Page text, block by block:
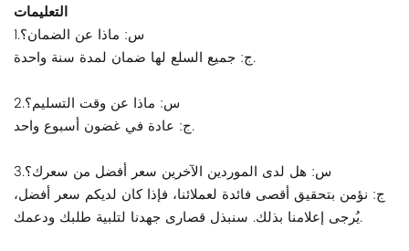
التعليمات
1.س: ماذا عن الضمان؟
ج: جميع السلع لها ضمان لمدة سنة واحدة.
2.س: ماذا عن وقت التسليم؟
ج: عادة في غضون أسبوع واحد.
3.س: هل لدى الموردين الآخرين سعر أفضل من سعرك؟
ج: نؤمن بتحقيق أقصى فائدة لعملائنا، فإذا كان لديكم سعر أفضل،
يُرجى إعلامنا بذلك. سنبذل قصارى جهدنا لتلبية طلبك ودعمك.